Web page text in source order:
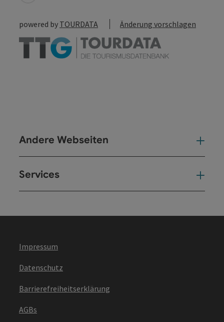
powered by TOURDATA Änderung vorschlagen
Andere Webseiten
Services
Impressum
Datenschutz
Barrierefreiheitserklärung
AGBs